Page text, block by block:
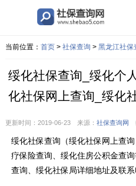
当前位置： 首页> 社保查询 > 黑龙江社保
绥化社保查询_绥化个
化社保网上查询_绥化
更新时间：2019-06-23 来源： 社保查询网
绥化社保查询（绥化社保网上查
疗保险查询、绥化住房公积金查
查询、绥化社保局详细地址及联系